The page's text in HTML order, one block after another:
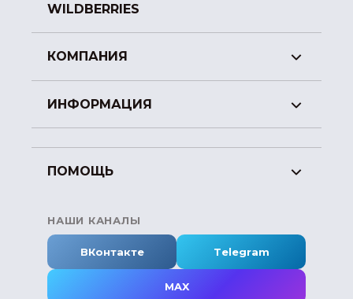
WILDBERRIES
КОМПАНИЯ
ИНФОРМАЦИЯ
ПОМОЩЬ
НАШИ КАНАЛЫ
ВКонтакте Telegram
MAX